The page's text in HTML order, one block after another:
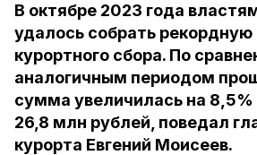
В октябре 2023 года
удалось собрать
курортного сбора. По
аналогичным периодом
сумма увеличилась на 8,5%
26,8 млн рублей, поведал
курорта Евгений Моисеев.